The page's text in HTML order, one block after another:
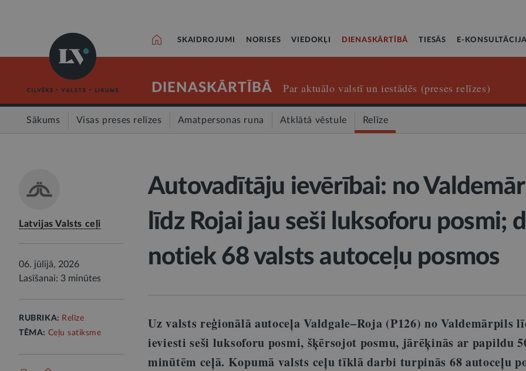
SKAIDROJUMI NORISES VIEDOKĻI DIENASKĀRTĪBĀ TIESĀS E-
DIENASKĀRTĪBĀ Par aktuālo valstī un iestādēs (preses relīzes)
Sākums Visas preses relīzes Amatpersonas runa Atklātā vēstule Relīze
Latvijas Valsts ceļi
06. jūlijā, 2026
Lasīšanai: 3 minūtes
RUBRIKA: Relīze
TĒMA: Ceļu satiksme
Autovadītāju ievērībai: no
līdz Rojai jau seši luksoforu posmi;
notiek 68 valsts autoceļu posmos
Uz valsts reģionālā autoceļa Valdgale–Roja (P126) no Valdemārpils
ieviesti seši luksoforu posmi, šķērsojot posmu, jārēķinās ar papildu
minūtēm ceļā. Kopumā valsts ceļu tīklā darbi turpinās 68 autoceļu